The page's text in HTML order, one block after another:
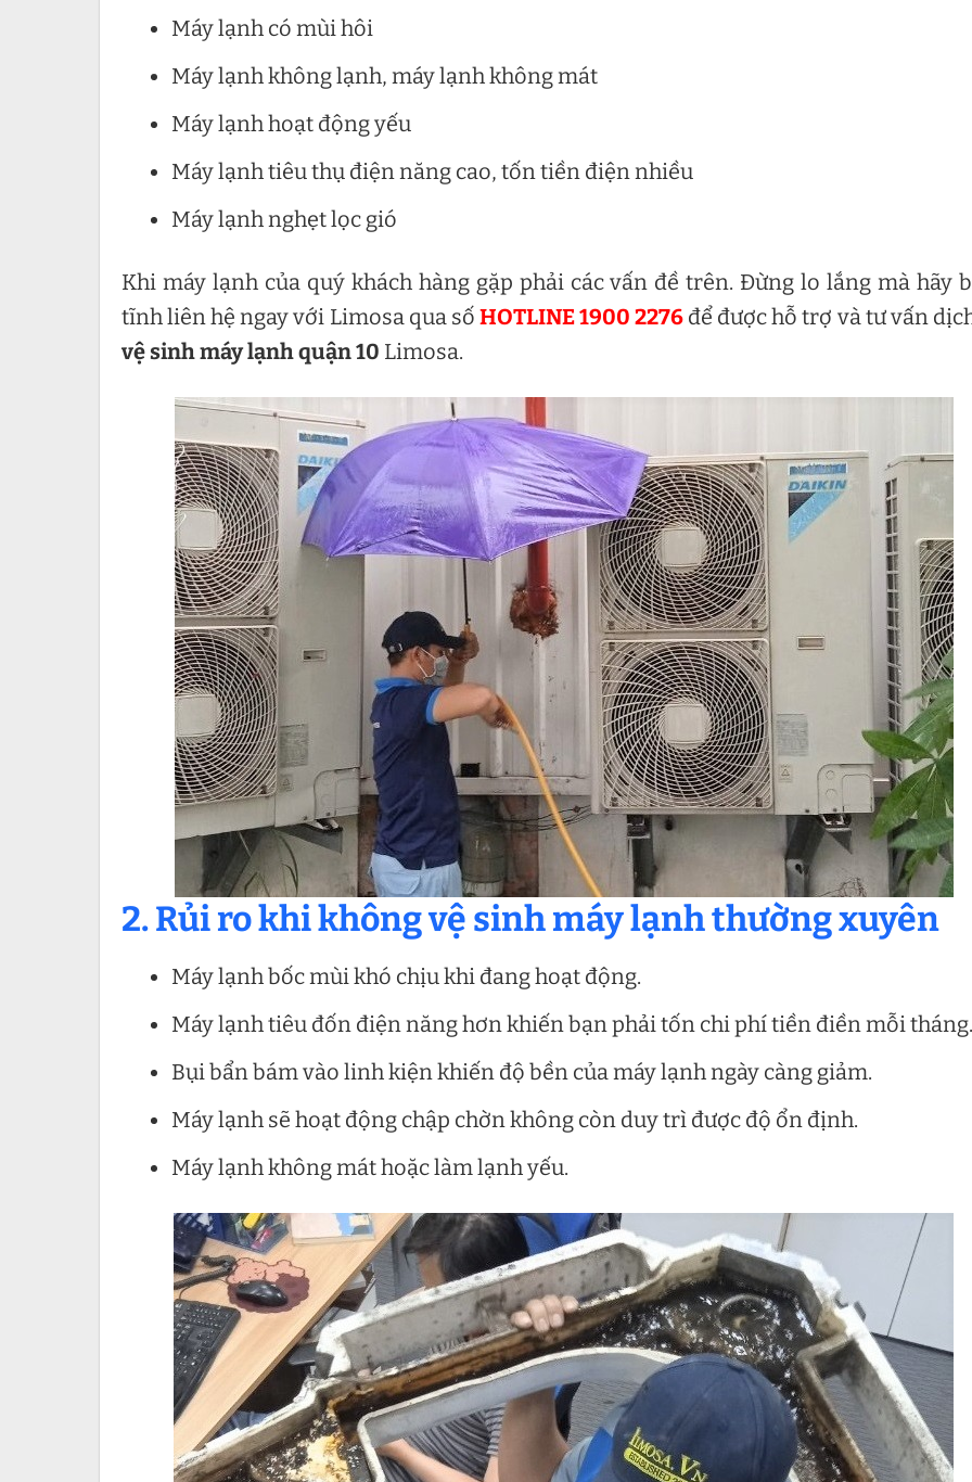
Máy lạnh có mùi hôi
Máy lạnh không lạnh, máy lạnh không mát
Máy lạnh hoạt động yếu
Máy lạnh tiêu thụ điện năng cao, tốn tiền điện nhiều
Máy lạnh nghẹt lọc gió
Khi máy lạnh của quý khách hàng gặp phải các vấn đề trên. Đừng lo lắng mà hãy
tĩnh liên hệ ngay với Limosa qua số HOTLINE 1900 2276 để được hỗ trợ và tư vấn
vệ sinh máy lạnh quận 10 Limosa.
2. Rủi ro khi không vệ sinh máy lạnh thường xuyên
Máy lạnh bốc mùi khó chịu khi đang hoạt động.
Máy lạnh tiêu đốn điện năng hơn khiến bạn phải tốn chi phí tiền điền mỗi tháng.
Bụi bẩn bám vào linh kiện khiến độ bền của máy lạnh ngày càng giảm.
Máy lạnh sẽ hoạt động chập chờn không còn duy trì được độ ổn định.
Máy lạnh không mát hoặc làm lạnh yếu.